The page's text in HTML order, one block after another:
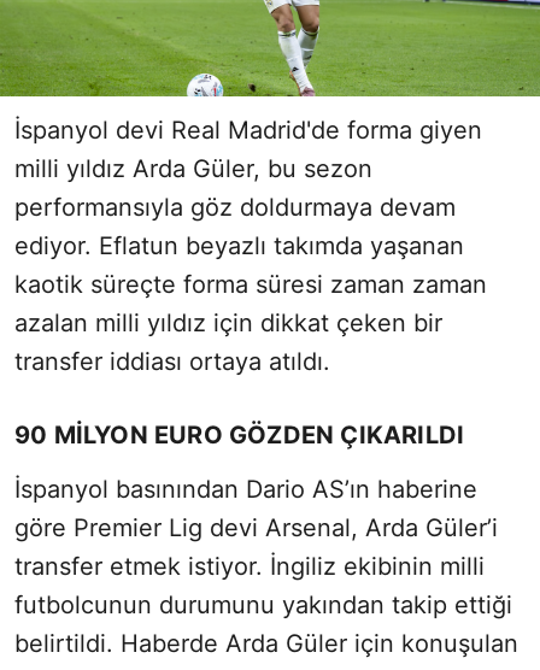
İspanyol devi Real Madrid'de forma giyen
milli yıldız Arda Güler, bu sezon
performansıyla göz doldurmaya devam
ediyor. Eflatun beyazlı takımda yaşanan
kaotik süreçte forma süresi zaman zaman
azalan milli yıldız için dikkat çeken bir
transfer iddiası ortaya atıldı.
90 MİLYON EURO GÖZDEN ÇIKARILDI
İspanyol basınından Dario AS’ın haberine
göre Premier Lig devi Arsenal, Arda Güler’i
transfer etmek istiyor. İngiliz ekibinin milli
futbolcunun durumunu yakından takip ettiği
belirtildi. Haberde Arda Güler için konuşulan